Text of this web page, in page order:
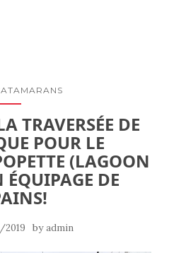
TRAVERSÉE DE
POUR LE
(LAGOON
ÉQUIPAGE DE
2019 byadmin